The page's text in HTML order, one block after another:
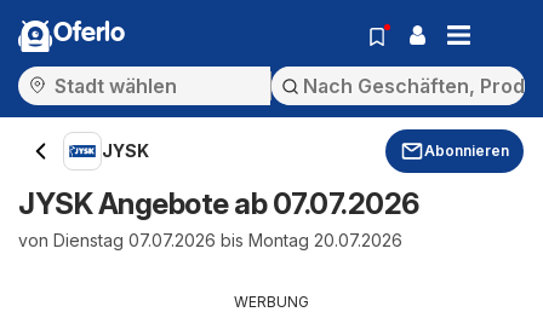
Oferlo
JYSK Abonnieren
JYSK Angebote ab 07.07.2026
von Dienstag 07.07.2026 bis Montag 20.07.2026
WERBUNG